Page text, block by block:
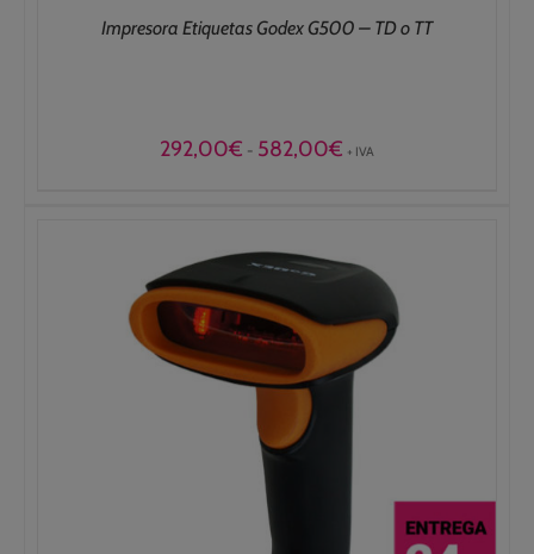
Impresora Etiquetas Godex G500 – TD o TT
292,00€ - 582,00€ Rango
582,00€
+ IVA